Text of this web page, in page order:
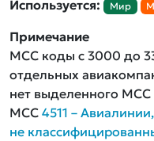
Используется:
Мир
Примечание
MCC коды с 3000 до
отдельных
нет выделенного
MCC 4511 –
не